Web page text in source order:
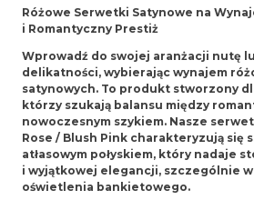
Różowe Serwetki Satynowe na
i Romantyczny Prestiż
Wprowadź do swojej aranżacji nutę
delikatności, wybierając wynajem
satynowych. To produkt stworzony
którzy szukają balansu między
nowoczesnym szykiem. Nasze
Rose / Blush Pink charakteryzują się
atłasowym połyskiem, który nadaje
i wyjątkowej elegancji, szczególnie
oświetlenia bankietowego.